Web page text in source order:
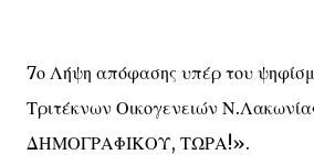
7ο Λήψη απόφασης υπέρ του
Τριτέκνων Οικογενειών
ΔΗΜΟΓΡΑΦΙΚΟΥ, ΤΩΡΑ!».